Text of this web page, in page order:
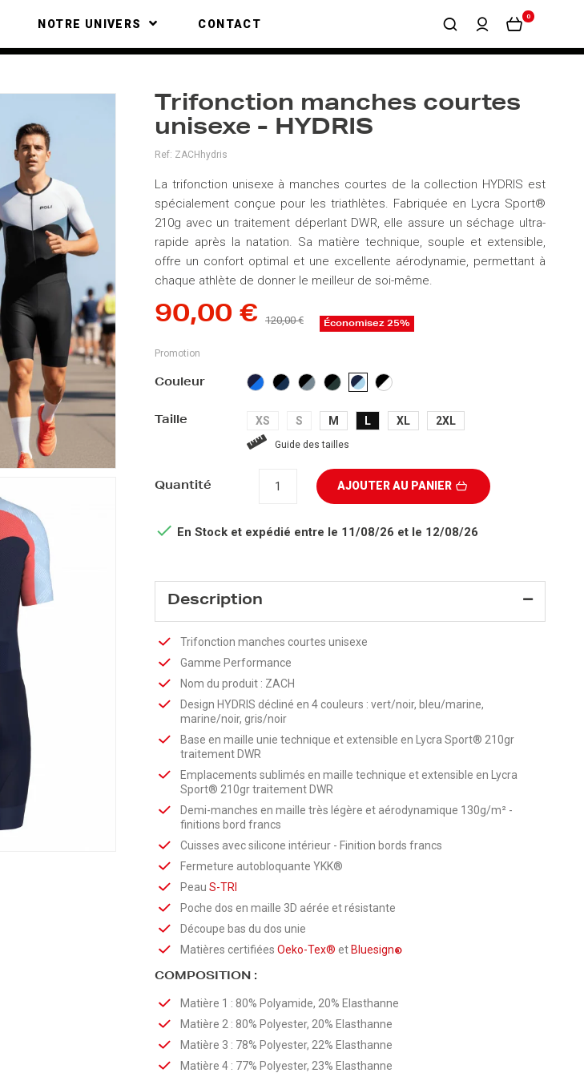
NOTRE UNIVERS CONTACT
0
Trifonction manches courtes
unisexe - HYDRIS
Ref: ZACHhydris
La trifonction unisexe à manches courtes de la collection HYDRIS est
spécialement conçue pour les triathlètes. Fabriquée en Lycra Sport®
210g avec un traitement déperlant DWR, elle assure un séchage ultra-
rapide après la natation. Sa matière technique, souple et extensible,
offre un confort optimal et une excellente aérodynamie, permettant à
chaque athlète de donner le meilleur de soi-même.
90,00 € 120,00 € Économisez 25%
Promotion
Couleur MARINE/BLEU
NOIR/BLEU
NOIR/GRISNOIR/VERT
KAKI
MARINE/BLEU
CLAIR
NOIR/BLANC
Taille XS S M L XL 2XL
Guide des tailles
Quantité AJOUTER AU PANIER
 En Stock et expédié entre le 11/08/26 et le 12/08/26
Description
Trifonction manches courtes unisexe
Gamme Performance
Nom du produit : ZACH
Design HYDRIS décliné en 4 couleurs : vert/noir, bleu/marine,
marine/noir, gris/noir
Base en maille unie technique et extensible en Lycra Sport® 210gr
traitement DWR
Emplacements sublimés en maille technique et extensible en Lycra
Sport® 210gr traitement DWR
Demi-manches en maille très légère et aérodynamique 130g/m² -
finitions bord francs
Cuisses avec silicone intérieur - Finition bords francs
Fermeture autobloquante YKK®
Peau S-TRI
Poche dos en maille 3D aérée et résistante
Découpe bas du dos unie
Matières certifiées Oeko-Tex® et Bluesign®
COMPOSITION :
Matière 1 : 80% Polyamide, 20% Elasthanne
Matière 2 : 80% Polyester, 20% Elasthanne
Matière 3 : 78% Polyester, 22% Elasthanne
Matière 4 : 77% Polyester, 23% Elasthanne